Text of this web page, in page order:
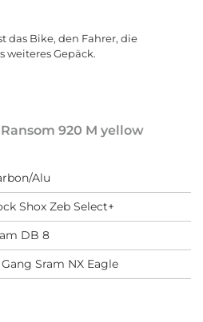
tdas Bike, den Fahrer, die
sweiteresGepäck.
920 M yellow
Alu
Shox Zeb Select+
DB 8
Gang Sram NX Eagle